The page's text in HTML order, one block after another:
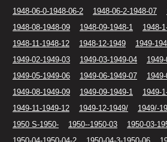
1948-06-0-1948-06-2
1948-06-2-1948-07
1948-08-1948-09
1948-09-1948-1
1948-
1948-11-1948-12
1948-12-1949 1949-
1949-02-1949-03
1949-03-1949-04
1949-05-1949-06
1949-06-1949-07
1949-08-1949-09
1949-09-1949-1
1949-
1949-11-1949-12
1949-12-1949/ 1949/-
1950 S-1950-
1950--1950-03
1950-03-